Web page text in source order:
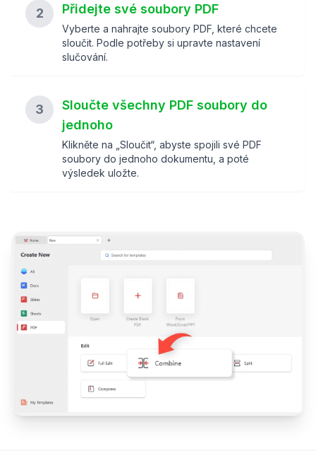
2 Přidejte své soubory PDF
Vyberte a nahrajte soubory PDF, které chcete
sloučit. Podle potřeby si upravte nastavení
slučování.
3
Sloučte všechny PDF soubory do
jednoho
Klikněte na „Sloučit“, abyste spojili své PDF
soubory do jednoho dokumentu, a poté
výsledek uložte.